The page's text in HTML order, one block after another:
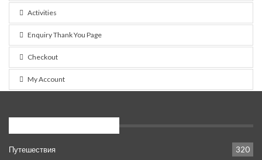
Activities
Enquiry Thank You Page
Checkout
My Account
Путешествия 320